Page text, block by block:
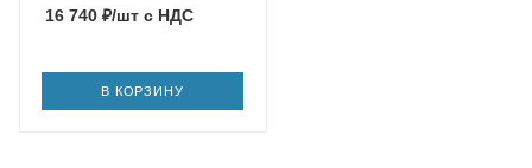
16 740 ₽/шт с НДС
В КОРЗИНУ